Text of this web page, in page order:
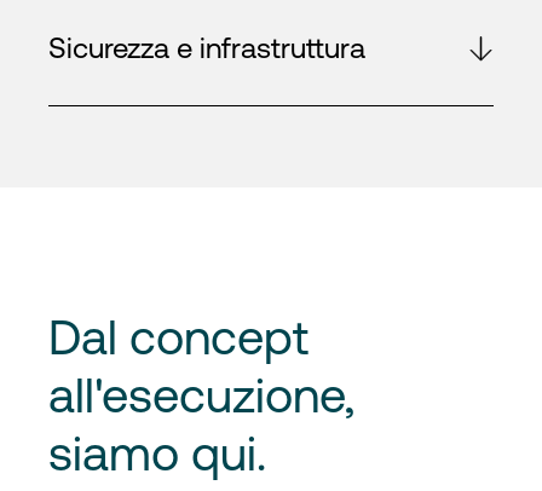
Sicurezza e infrastruttura
Dal concept
all'esecuzione,
siamo qui.